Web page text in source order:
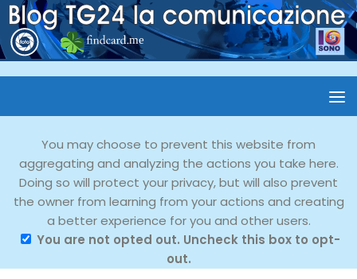
You may choose to prevent this website from
aggregating and analyzing the actions you take here.
Doing so will protect your privacy, but will also prevent
the owner from learning from your actions and creating
a better experience for you and other users.
You are not opted out. Uncheck this box to opt-
out.